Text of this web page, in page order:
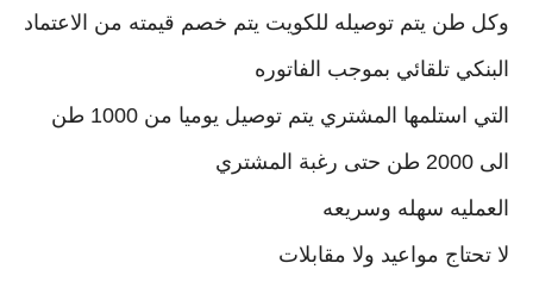
وكل طن يتم توصيله للكويت يتم خصم قيمته من الاعتماد
البنكي تلقائي بموجب الفاتوره
التي استلمها المشتري يتم توصيل يوميا من 1000 طن
الى 2000 طن حتى رغبة المشتري
العمليه سهله وسريعه
لا تحتاج مواعيد ولا مقابلات